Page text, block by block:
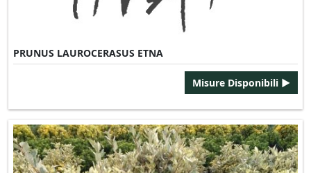
PRUNUS LAUROCERASUS ETNA
Misure Disponibili ►